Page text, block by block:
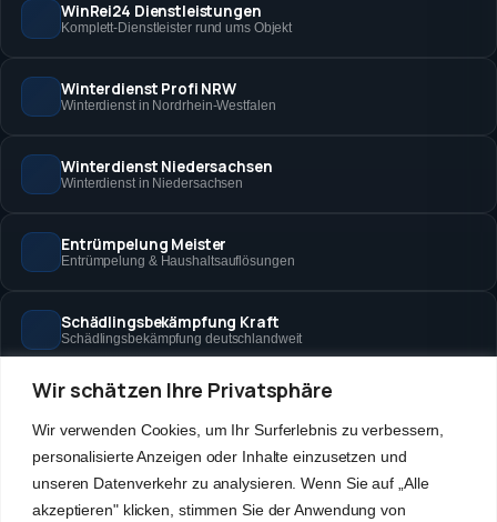
Wir schätzen Ihre Privatsphäre
Wir verwenden Cookies, um Ihr Surferlebnis zu verbessern,
personalisierte Anzeigen oder Inhalte einzusetzen und
unseren Datenverkehr zu analysieren. Wenn Sie auf „Alle
akzeptieren" klicken, stimmen Sie der Anwendung von
WinRei24 Dienstleistungen
Komplett-Dienstleister rund ums Objekt
Winterdienst Profi NRW
Winterdienst in Nordrhein-Westfalen
Winterdienst Niedersachsen
Winterdienst in Niedersachsen
Entrümpelung Meister
Entrümpelung & Haushaltsauflösungen
Schädlingsbekämpfung Kraft
Schädlingsbekämpfung deutschlandweit
Hanse Objektservice
Winterdienst Hansa
Winterdienst in Bremen & Hamburg